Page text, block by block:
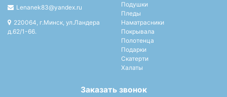
Lenanek83@yandex.ru
220064, г.Минск, ул.Ландера
д.62/1-66.
Подушки
Пледы
Наматрасники
Покрывала
Полотенца
Подарки
Скатерти
Халаты
Заказать звонок